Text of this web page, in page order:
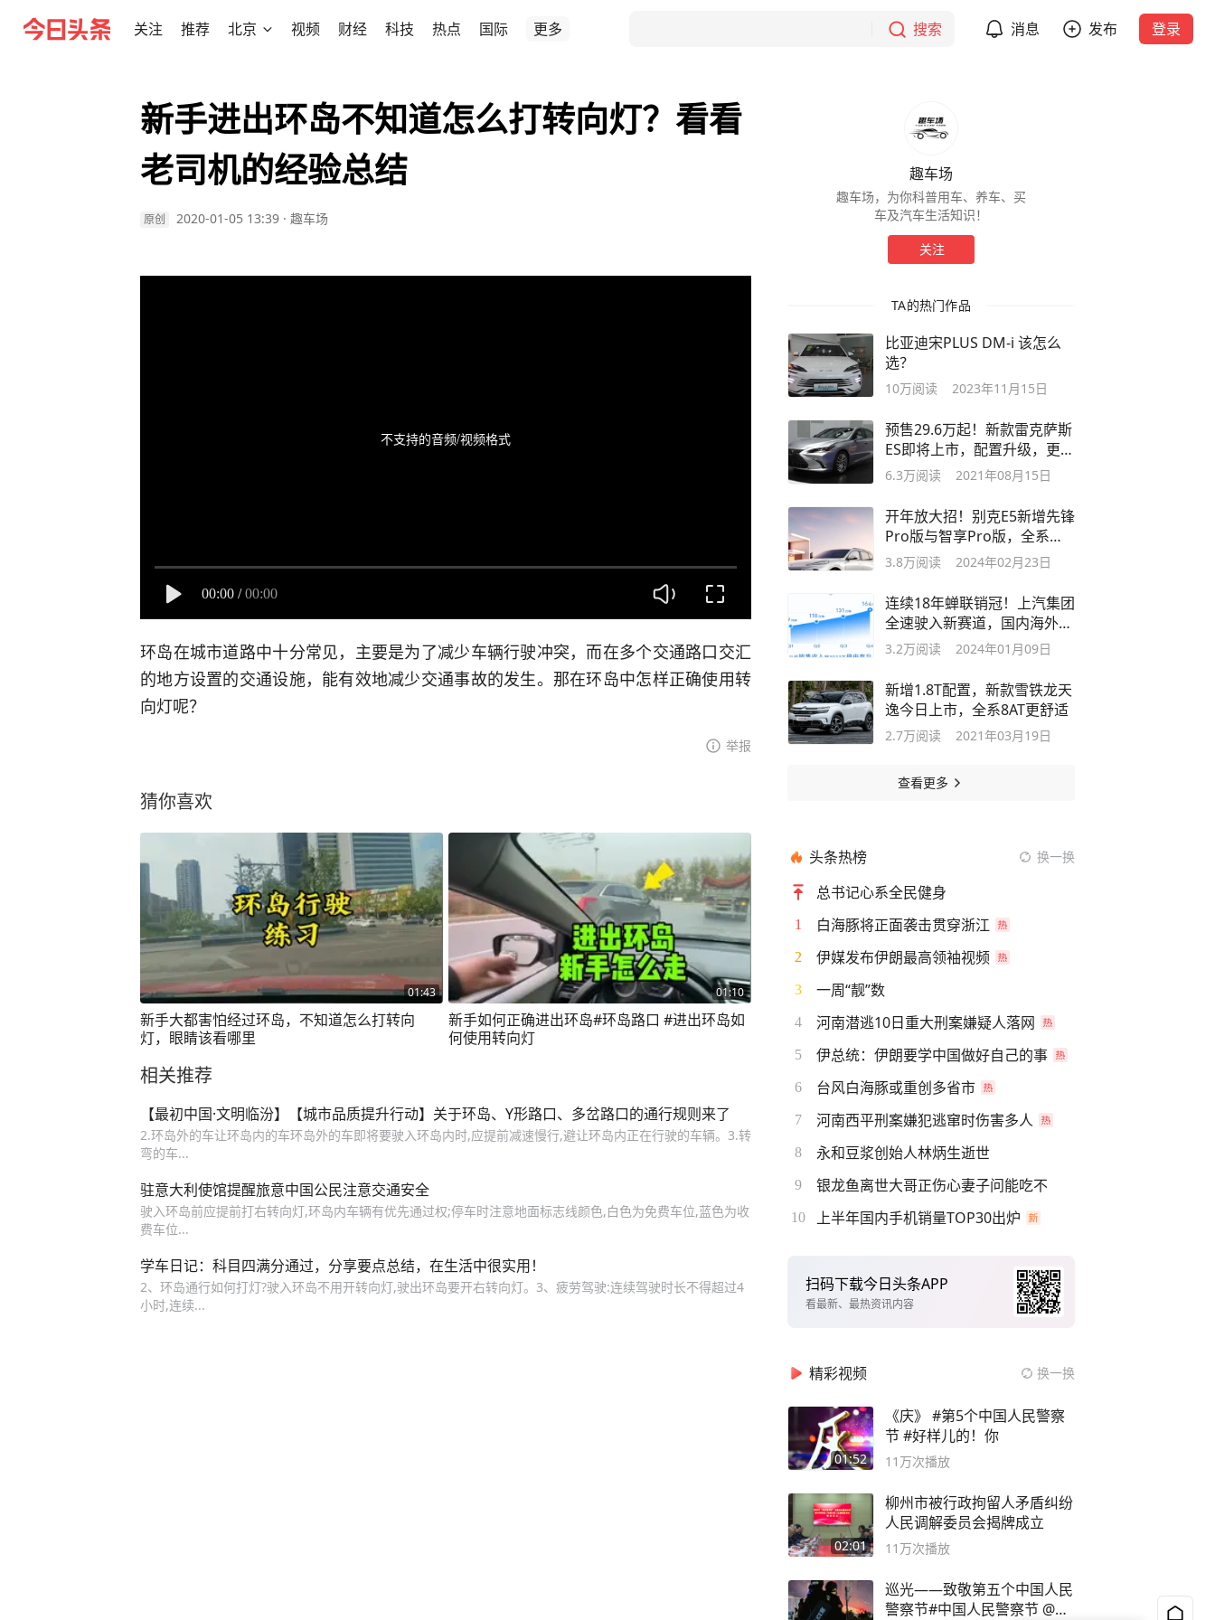
关注 推荐 北京 视频 财经 科技 热点 国际 更多 搜索 消息 发布 登录
新手进出环岛不知道怎么打转向灯？看看
老司机的经验总结
原创 2020-01-05 13:39 · 趣车场
不支持的音频/视频格式
00:00 / 00:00
环岛在城市道路中十分常见，主要是为了减少车辆行驶冲突，而在多个交通路口交汇
的地方设置的交通设施，能有效地减少交通事故的发生。那在环岛中怎样正确使用转
向灯呢？
举报
猜你喜欢
01:43
新手大都害怕经过环岛，不知道怎么打转向
灯，眼睛该看哪里
01:10
新手如何正确进出环岛#环岛路口 #进出环岛如
何使用转向灯
相关推荐
【最初中国·文明临汾】【城市品质提升行动】关于环岛、Y形路口、多岔路口的通行规则来了
2.环岛外的车让环岛内的车环岛外的车即将要驶入环岛内时,应提前减速慢行,避让环岛内正在行驶的车辆。3.转
弯的车...
驻意大利使馆提醒旅意中国公民注意交通安全
驶入环岛前应提前打右转向灯,环岛内车辆有优先通过权;停车时注意地面标志线颜色,白色为免费车位,蓝色为收
费车位...
学车日记：科目四满分通过，分享要点总结，在生活中很实用！
2、环岛通行如何打灯?驶入环岛不用开转向灯,驶出环岛要开右转向灯。3、疲劳驾驶:连续驾驶时长不得超过4
小时,连续...
趣车场
趣车场，为你科普用车、养车、买
车及汽车生活知识！
关注
TA的热门作品
比亚迪宋PLUS DM-i 该怎么
选？
10万阅读 2023年11月15日
预售29.6万起！新款雷克萨斯
ES即将上市，配置升级，更加
运动豪华
6.3万阅读 2021年08月15日
开年放大招！别克E5新增先锋
Pro版与智享Pro版，全系终
身质保
3.8万阅读 2024年02月23日
连续18年蝉联销冠！上汽集团
全速驶入新赛道，国内海外双
开花
3.2万阅读 2024年01月09日
新增1.8T配置，新款雪铁龙天
逸今日上市，全系8AT更舒适
2.7万阅读 2021年03月19日
查看更多
头条热榜 换一换
总书记心系全民健身
1 白海豚将正面袭击贯穿浙江
2 伊媒发布伊朗最高领袖视频
3 一周“靓”数
4 河南潜逃10日重大刑案嫌疑人落网
5 伊总统：伊朗要学中国做好自己的事
6 台风白海豚或重创多省市
7 河南西平刑案嫌犯逃窜时伤害多人
8 永和豆浆创始人林炳生逝世
9 银龙鱼离世大哥正伤心妻子问能吃不
10 上半年国内手机销量TOP30出炉
扫码下载今日头条APP
看最新、最热资讯内容
精彩视频 换一换
01:52
《庆》 #第5个中国人民警察
节 #好样儿的！你
11万次播放
02:01
柳州市被行政拘留人矛盾纠纷
人民调解委员会揭牌成立
11万次播放
巡光——致敬第五个中国人民
警察节#中国人民警察节 @抖